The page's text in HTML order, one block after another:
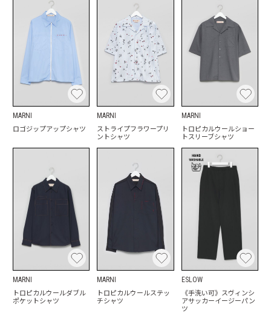
MARNI
ロゴジップアップシャツ
MARNI
ストライプフラワープリ
ントシャツ
MARNI
トロピカルウールショー
トスリーブシャツ
MARNI
トロピカルウールダブル
ポケットシャツ
MARNI
トロピカルウールステッ
チシャツ
ESLOW
《手洗い可》スヴィンシ
アサッカーイージーパン
ツ